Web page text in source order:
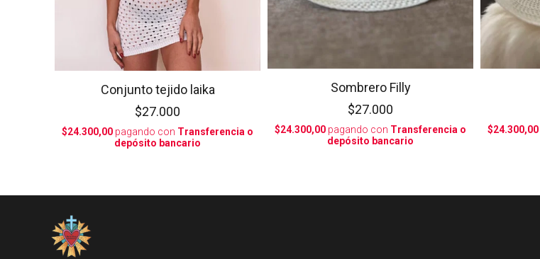
Conjunto tejido laika
$27.000
$24.300,00 pagando con Transferencia o
depósito bancario
Sombrero Filly
$27.000
$24.300,00 pagando con Transferencia o
depósito bancario
$24.300,00